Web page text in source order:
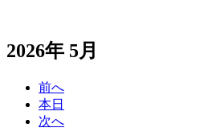
2026年 5月
前へ
本日
次へ